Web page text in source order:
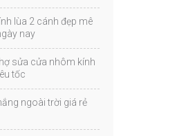
lùa 2 cánh đẹp mê
nay
sửa cửa nhôm kính
tốc
ngoài trời giá rẻ